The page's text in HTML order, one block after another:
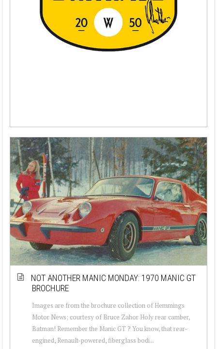
NOT ANOTHER MANIC MONDAY: 1970 MANIC GT
BROCHURE
Images are from the brochure collection of Hemmings
Motor News; courtesy of Bruce Zahor Holy rear camber,
Batman! Remember the Manic GT ? You know, that rear-
engined, Renault-powered, fiberglass bodi...